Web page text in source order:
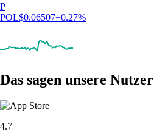
P
POL$0.06507+0.27%
Das sagen unsere Nutzer
4.7